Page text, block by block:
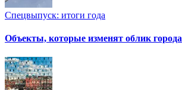
Спецвыпуск: итоги года
Объекты, которые изменят облик города